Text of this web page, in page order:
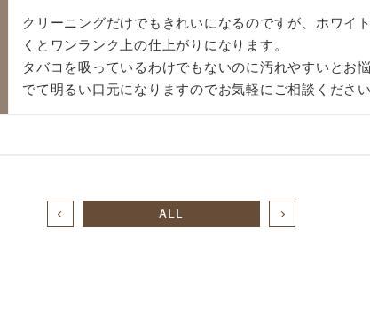
クリーニングだけでもきれいになるのですが、ホワイ
くとワンランク上の仕上がりになります。
タバコを吸っているわけでもないのに汚れやすいとお
でて明るい口元になりますのでお気軽にご相談ください
ALL